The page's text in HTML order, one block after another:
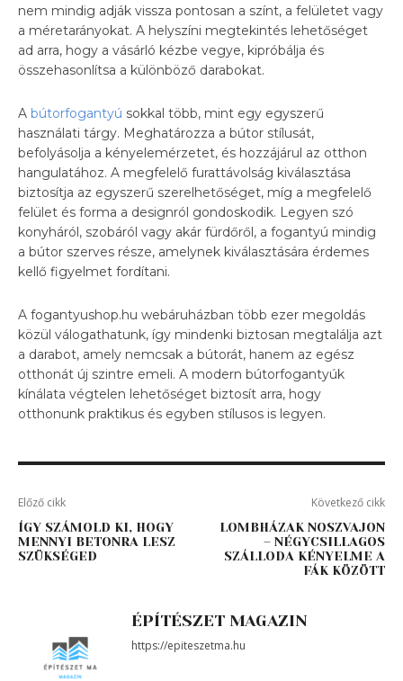
nem mindig adják vissza pontosan a színt, a felületet vagy
a méretarányokat. A helyszíni megtekintés lehetőséget
ad arra, hogy a vásárló kézbe vegye, kipróbálja és
összehasonlítsa a különböző darabokat.
A bútorfogantyú sokkal több, mint egy egyszerű
használati tárgy. Meghatározza a bútor stílusát,
befolyásolja a kényelemérzetet, és hozzájárul az otthon
hangulatához. A megfelelő furattávolság kiválasztása
biztosítja az egyszerű szerelhetőséget, míg a megfelelő
felület és forma a designról gondoskodik. Legyen szó
konyháról, szobáról vagy akár fürdőről, a fogantyú mindig
a bútor szerves része, amelynek kiválasztására érdemes
kellő figyelmet fordítani.
A fogantyushop.hu webáruházban több ezer megoldás
közül válogathatunk, így mindenki biztosan megtalálja azt
a darabot, amely nemcsak a bútorát, hanem az egész
otthonát új szintre emeli. A modern bútorfogantyúk
kínálata végtelen lehetőséget biztosít arra, hogy
otthonunk praktikus és egyben stílusos is legyen.
Előző cikk
ÍGY SZÁMOLD KI, HOGY
MENNYI BETONRA LESZ
SZÜKSÉGED
Következő cikk
LOMBHÁZAK NOSZVAJON
– NÉGYCSILLAGOS
SZÁLLODA KÉNYELME A
FÁK KÖZÖTT
ÉPÍTÉSZET MAGAZIN
https://epiteszetma.hu